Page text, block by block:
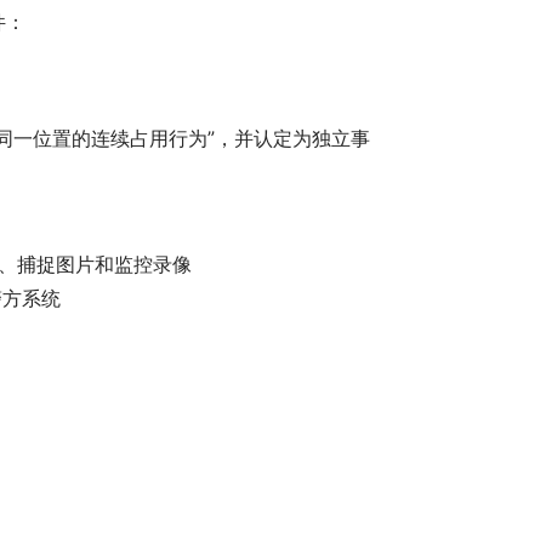
位置的连续占用行为”，并认定为独立事
捕捉图片和监控录像
系统